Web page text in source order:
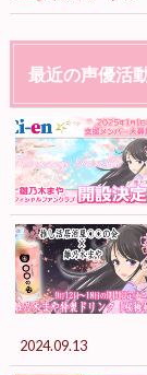
最近の声優活
2024.09.13